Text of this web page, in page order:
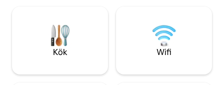
perfekta tillflyktsorten för att grilla lite
mat och slappna av i bubbelpoolen året
runt! Vi är husdjursvänliga! Kontakta oss
om du har några frågor. INGA SYSLOR!
Kök Wifi